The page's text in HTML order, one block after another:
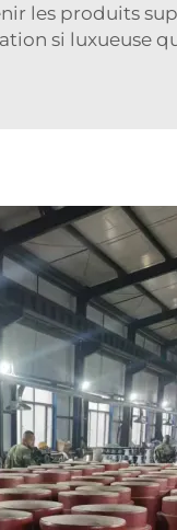
les produits
si luxueuse